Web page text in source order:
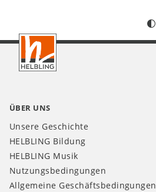
Footer
CH
ÜBER UNS
Unsere Geschichte
HELBLING Bildung
HELBLING Musik
Nutzungsbedingungen
Allgemeine Geschäftsbedingungen